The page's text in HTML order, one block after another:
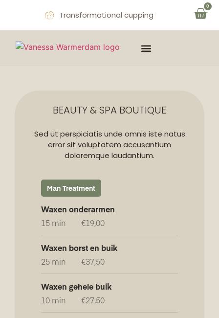
Transformational cupping
0
BEAUTY & SPA BOUTIQUE
Sed ut perspiciatis unde omnis iste natus
error sit voluptatem accusantium
doloremque laudantium.